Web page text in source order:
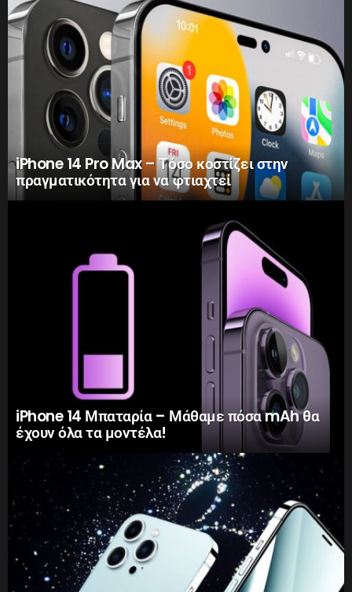
iPhone 14 Pro Max – Τόσο κοστίζει στην
πραγματικότητα για να φτιαχτεί
iPhone 14 Μπαταρία – Μάθαμε πόσα mAh θα
έχουν όλα τα μοντέλα!